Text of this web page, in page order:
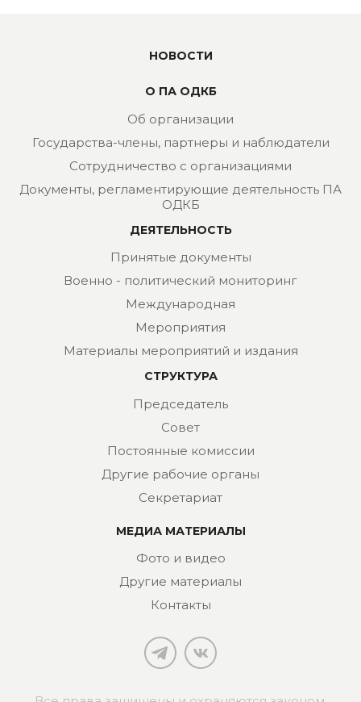
НОВОСТИ
О ПА ОДКБ
Об организации
Государства-члены, партнеры и наблюдатели
Сотрудничество с организациями
Документы, регламентирующие деятельность ПА
ОДКБ
ДЕЯТЕЛЬНОСТЬ
Принятые документы
Военно - политический мониторинг
Международная
Мероприятия
Материалы мероприятий и издания
СТРУКТУРА
Председатель
Совет
Постоянные комиссии
Другие рабочие органы
Секретариат
МЕДИА МАТЕРИАЛЫ
Фото и видео
Другие материалы
Контакты